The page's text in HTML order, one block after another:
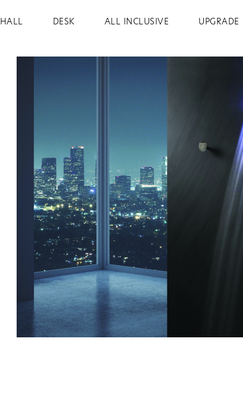
HALL DESK ALL INCLUSIVE UPGRADE